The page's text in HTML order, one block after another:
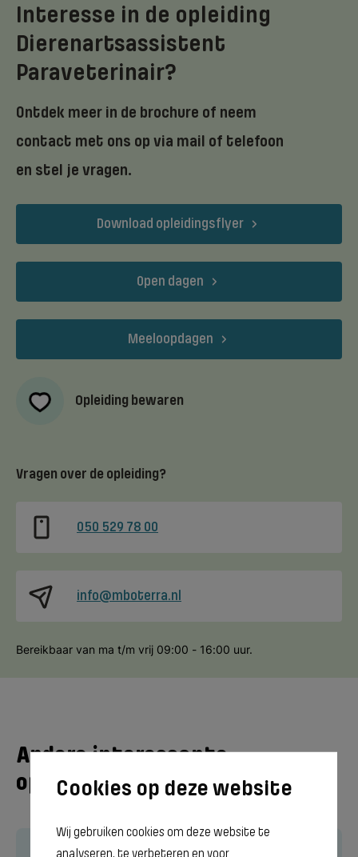
Wij gebruiken cookies om deze website te
analyseren, te verbeteren en voor
Interesse in de opleiding
Dierenartsassistent
Paraveterinair?
Ontdek meer in de brochure of neem
contact met ons op via mail of telefoon
en stel je vragen.
Download opleidingsflyer
Open dagen
Meeloopdagen
Opleiding bewaren
Vragen over de opleiding?
050 529 78 00
info@mboterra.nl
Bereikbaar van ma t/m vrij 09:00 - 16:00 uur.
Andere interessante
opleidingen bij Terra MBO